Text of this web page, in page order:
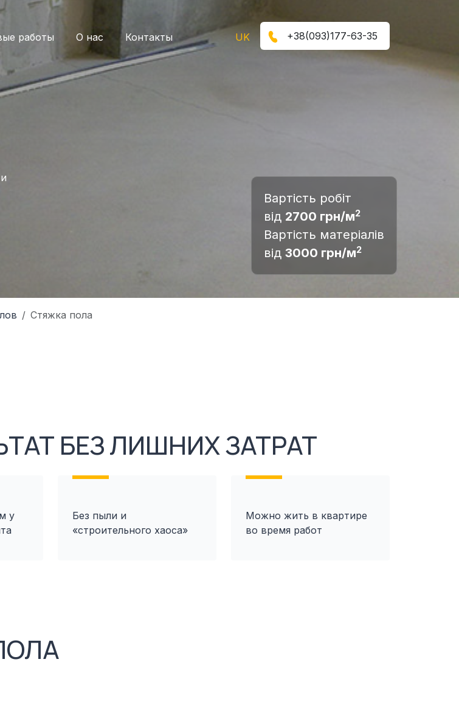
работы О нас Контакты UK +38(093)177-63-35
Вартість робіт
від 2700 грн/м2
Вартість матеріалів
від 3000 грн/м2
Стяжка пола
БЕЗ ЛИШНИХ ЗАТРАТ
у
Без пыли и
«строительного хаоса»
Можно жить в квартире
во время работ